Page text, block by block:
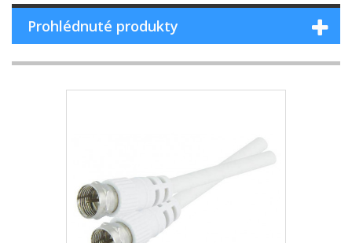
Prohlédnuté produkty